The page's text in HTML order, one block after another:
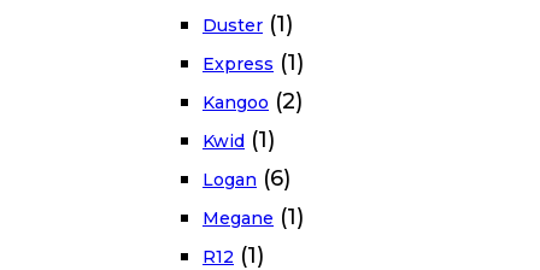
Duster (1)
Express (1)
Kangoo (2)
Kwid (1)
Logan (6)
Megane (1)
R12 (1)